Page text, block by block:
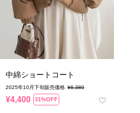
中綿ショートコート
2025年10月下旬販売価格 ¥6,380
¥4,400 31%OFF